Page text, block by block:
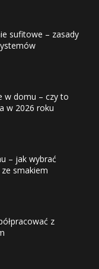
sufitowe – zasady
w domu – czy to
w 2026 roku
– jak wybrać
smakiem
z